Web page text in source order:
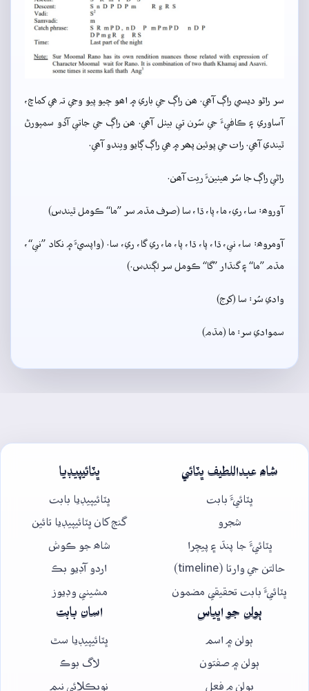
سر راڻو ديسي راڳ آھي. ھن راڳ جي باري ۾ اھو چيو پيو وڃي تہ ھي کماچ،
آساوري ۽ ڪافيءَ جي سُرن تي بيٺل آھي. ھن راڳ جي جاتي آڏو سمپورڻ
ٿيندي آھي. رات جي پوئين پھر ۾ ھي راڳ ڳايو ويندو آھي.
راڻي راڳ جا سُر ھيٺينءَ ريت آھن.
آوروھ: سا، ري، ما، پا، ڌا، سا (صرف مڌم سر ”ما“ ڪومل ٿيندس)
آومروھ: سا، ني، ڌا، پا، ڌا، پا، ما، ري گا، ري، سا. (واپسيءَ ۾ نکاد ”ني“،
مڌم ”ما“ ۽ گنڌار ”گا“ ڪومل سر لڳندس.)
وادي سُر: سا (کرج)
سموادي سر: ما (مڌم)
شاھ عبداللطيف ڀٽائي
ڀٽائيءَ بابت
شجرو
ڀٽائيءَ جا پنڌ ۽ پيچرا
حالتن جي وارتا (timeline)
ڀٽائيءَ بابت تحقيقي مضمون
ڀٽائيپيڊيا
ڀٽائيپيڊيا بابت
گنج کان ڀٽائيپيڊيا تائين
شاھ جو ڪوش
اردو آڊيو بڪ
مشيني وڊيوز
ٻولن جو اڀياس
ٻولن ۾ اسم
ٻولن ۾ صفتون
ٻولن ۾ فعل
اسان بابت
ڀٽائيپيڊيا سٿ
لاگ بوڪ
نويڪلائي نيم